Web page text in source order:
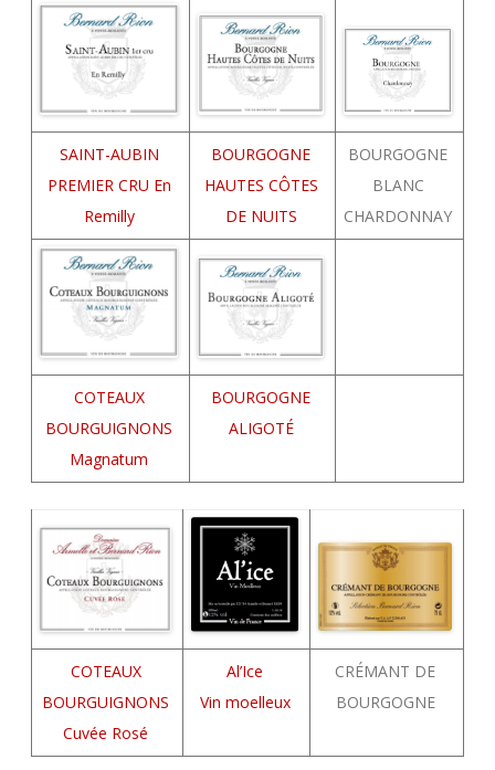
SAINT-AUBIN
PREMIER CRU En
Remilly
BOURGOGNE
HAUTES CÔTES
DE NUITS
BOURGOGNE
BLANC
CHARDONNAY
COTEAUX
BOURGUIGNONS
Magnatum
BOURGOGNE
ALIGOTÉ
COTEAUX
BOURGUIGNONS
Cuvée Rosé
Al’Ice
Vin moelleux
CRÉMANT DE
BOURGOGNE